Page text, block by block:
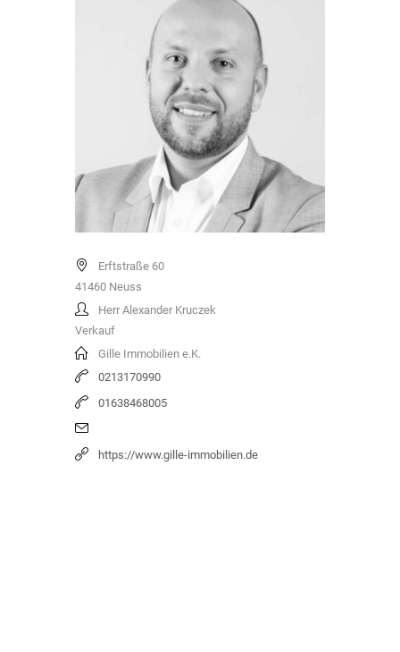
Erftstraße 60
41460 Neuss
Herr Alexander Kruczek
Verkauf
Gille Immobilien e.K.
0213170990
01638468005
https://www.gille-immobilien.de